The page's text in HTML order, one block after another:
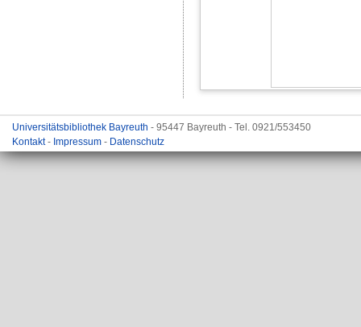
Universitätsbibliothek Bayreuth - 95447 Bayreuth - Tel. 0921/553450
Kontakt- Impressum - Datenschutz